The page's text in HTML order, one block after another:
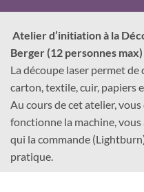
Atelier d’initiation à la
Berger (12 personnes max)
La découpe laser permet
carton, textile, cuir, papiers
Au cours de cet atelier,
fonctionne la machine,
qui la commande
pratique.